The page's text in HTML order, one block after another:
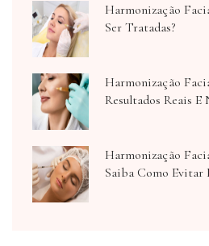
Harmonização
Ser Tratadas?
Harmonização
Resultados Reais E
Harmonização
Saiba Como Evitar